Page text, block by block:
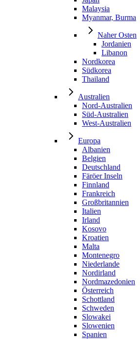
Malaysia
Myanmar, Burma
Naher Osten
Jordanien
Libanon
Nordkorea
Südkorea
Thailand
Australien
Nord-Australien
Süd-Australien
West-Australien
Europa
Albanien
Belgien
Deutschland
Färöer Inseln
Finnland
Frankreich
Großbritannien
Italien
Irland
Kosovo
Kroatien
Malta
Montenegro
Niederlande
Nordirland
Nordmazedonien
Österreich
Schottland
Schweden
Slowakei
Slowenien
Spanien